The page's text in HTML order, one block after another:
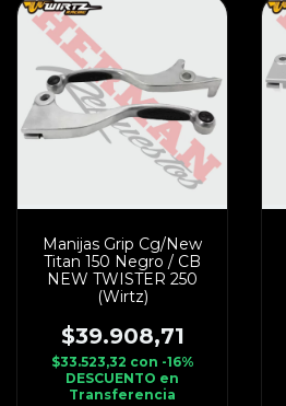
Manijas Grip Cg/New
Titan 150 Negro / CB
NEW TWISTER 250
(Wirtz)
$39.908,71
$33.523,32 con -16%
DESCUENTO en
Transferencia